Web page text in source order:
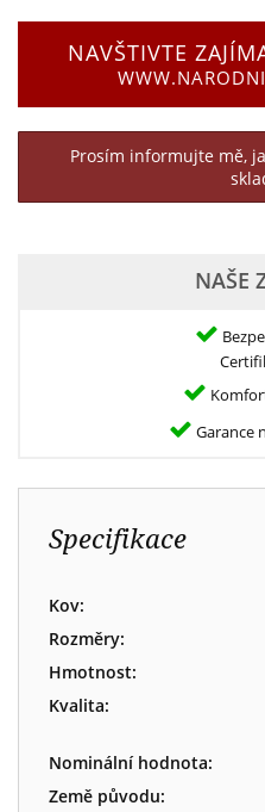
NAVŠTIVTE
Prosím informujte mě,
NAŠE
Garance
Specifikace
Kov:
Rozměry:
Hmotnost:
Kvalita:
Nominální hodnota:
Země původu: